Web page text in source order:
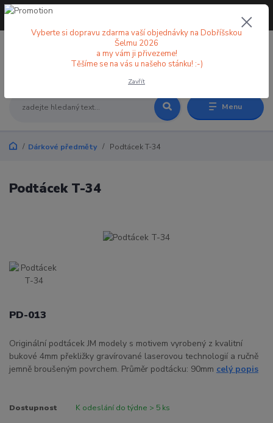
Menu
+420 773 998 582
Dárkové předměty Podtácek T-34
Podtácek T-34
PD-013
Originální podtácek JM modely s motivem vyrobený z kvalitní
bukové 4mm překližky gravírované laserovou technologií a ručně
jemně broušeným povrchem. Průměr podtácku: 90mm celý popis
Dostupnost K odeslání do týdne > 5 ks
Vyberte si dopravu zdarma vaší objednávky na Dobříšskou
Šelmu 2026
a my vám ji přivezeme!
Těšíme se na vás u našeho stánku! :-)
Zavřít